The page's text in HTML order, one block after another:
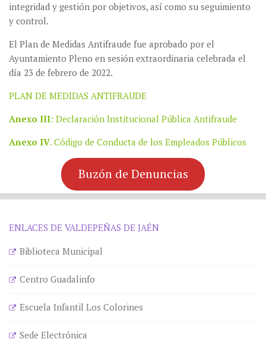
integridad y gestión por objetivos, así como su seguimiento
y control.
El Plan de Medidas Antifraude fue aprobado por el
Ayuntamiento Pleno en sesión extraordinaria celebrada el
día 23 de febrero de 2022.
PLAN DE MEDIDAS ANTIFRAUDE
Anexo III: Declaración Institucional Pública Antifraude
Anexo IV. Código de Conducta de los Empleados Públicos
Buzón de Denuncias
ENLACES DE VALDEPEÑAS DE JAÉN
Biblioteca Municipal
Centro Guadalinfo
Escuela Infantil Los Colorines
Sede Electrónica